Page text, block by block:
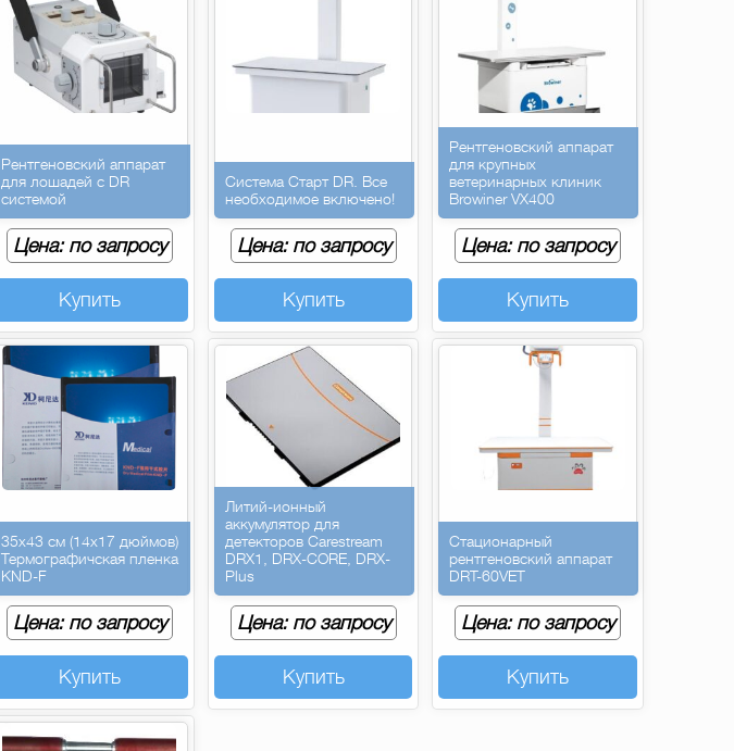
Рентгеновский аппарат
для лошадей с DR
системой
Цена: по запросу
Купить
Система Старт DR. Все
необходимое включено!
Цена: по запросу
Купить
Рентгеновский аппарат
для крупных
ветеринарных клиник
Browiner VX400
Цена: по запросу
Купить
35х43 см (14х17 дюймов)
Термографичская пленка
KND-F
Цена: по запросу
Купить
Литий-ионный
аккумулятор для
детекторов Carestream
DRX1, DRX-CORE, DRX-
Plus
Цена: по запросу
Купить
Стационарный
рентгеновский аппарат
DRT-60VET
Цена: по запросу
Купить